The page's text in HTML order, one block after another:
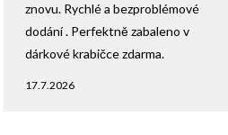
17.7.2026
znovu. Rychlé a bezproblémové
dodání . Perfektně zabaleno v
dárkové krabičce zdarma.